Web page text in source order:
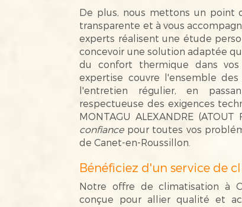
De plus, nous mettons un point
transparente et à vous
experts réalisent une étude
concevoir une solution adaptée
du confort thermique dans
expertise couvre l'ensemble
l'entretien régulier, en
respectueuse des exigences
MONTAGU ALEXANDRE
confiancepour toutes vos
de Canet-en-Roussillon.
Bénéficiez d'un service de
Notre offre de climatisation à
conçue pour allier qualité et